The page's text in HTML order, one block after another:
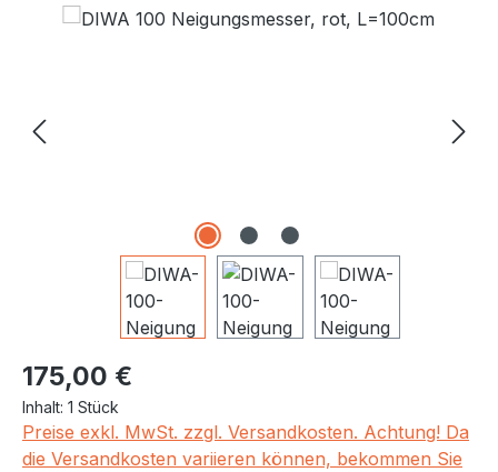
Bildergalerie überspringen
Regulärer Preis:
175,00 €
Inhalt: 1 Stück
Preise exkl. MwSt. zzgl. Versandkosten. Achtung! Da
die Versandkosten variieren können, bekommen Sie